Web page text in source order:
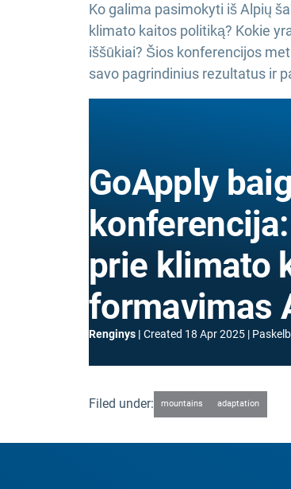
Ko galima pasimokyti iš Alpių
klimato kaitos politiką? Kokie
iššūkiai? Šios konferencijos
savo pagrindinius rezultatus ir
GoApply
prie klimato
formavimas
Renginys Created 18 Apr 2025
Filed under: mountains adaptation